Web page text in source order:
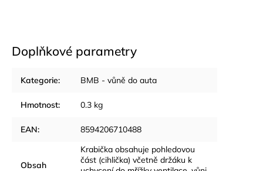
Doplňkové parametry
Kategorie: BMB - vůně do auta
Hmotnost: 0.3 kg
EAN: 8594206710488
Obsah
Krabička obsahuje pohledovou
část (cihlička) včetně držáku k